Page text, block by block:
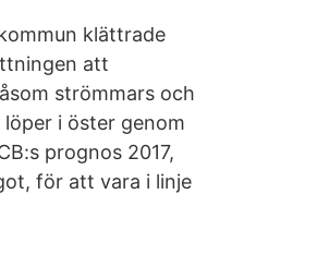
klättrade
att
strömmars och
i öster genom
prognos 2017,
för att vara i linje